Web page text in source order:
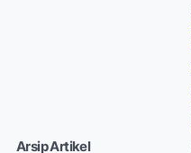
Arsip Artikel